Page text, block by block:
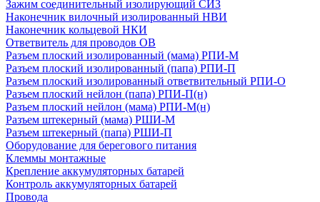
Зажим соединительный изолирующий СИЗ
Наконечник вилочный изолированный НВИ
Наконечник кольцевой НКИ
Ответвитель для проводов ОВ
Разъем плоский изолированный (мама) РПИ-М
Разъем плоский изолированный (папа) РПИ-П
Разъем плоский изолированный ответвительный РПИ-О
Разъем плоский нейлон (папа) РПИ-П(н)
Разъем плоский нейлон (мама) РПИ-М(н)
Разъем штекерный (мама) РШИ-М
Разъем штекерный (папа) РШИ-П
Оборудование для берегового питания
Клеммы монтажные
Крепление аккумуляторных батарей
Контроль аккумуляторных батарей
Провода